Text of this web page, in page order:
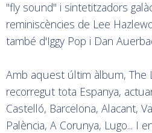
"fly sound" i sintetitzadors
reminiscències de Lee
també d'Iggy Pop i Dan
Amb aquest últim àlbum, The
recorregut tota Espanya,
Castelló, Barcelona, Alacant,
Palència, A Corunya, Lugo... I